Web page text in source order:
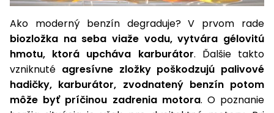
Snežné
frézy
Odhŕňače
a lopaty
na sneh
Postrekovače
Ako moderný benzín degraduje? V prvom rade
biozložka na seba viaže vodu, vytvára gélovitú
hmotu, ktorá upcháva karburátor. Ďalšie takto
vzniknuté agresívne zložky poškodzujú palivové
hadičky, karburátor, zvodnatený benzín potom
môže byť príčinou zadrenia motora. O poznanie